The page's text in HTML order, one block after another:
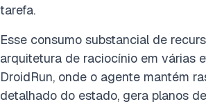
tarefa.
Esse consumo substancial de
arquitetura de raciocínio em várias
DroidRun, onde o agente mantém
detalhado do estado, gera planos